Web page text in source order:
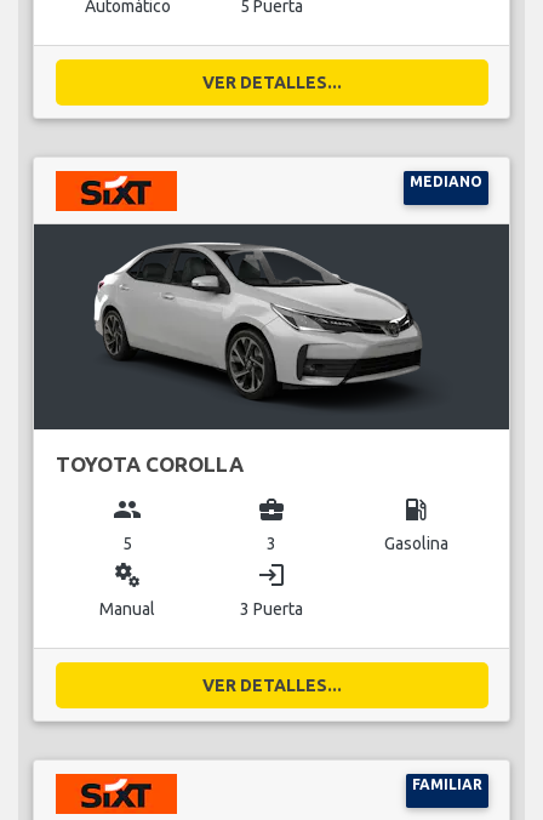
Automático 5 Puerta
VER DETALLES...
MEDIANO
TOYOTA COROLLA
group
5
business_center
3
local_gas_station
Gasolina
miscellaneous_services
Manual
login
3 Puerta
VER DETALLES...
FAMILIAR